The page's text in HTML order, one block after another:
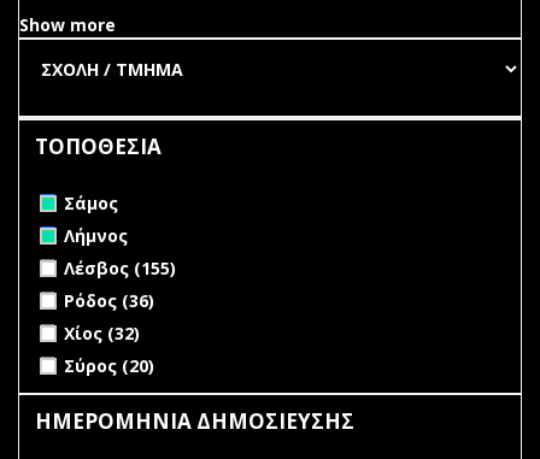
Show more
ΤΟΠΟΘΕΣΙΑ
Remove Σάμος filter
Σάμος
Remove Λήμνος filter
Λήμνος
Apply Λέσβος filter
Λέσβος (155)
Apply Ρόδος filter
Ρόδος (36)
Apply Χίος filter
Χίος (32)
Apply Σύρος filter
Σύρος (20)
ΗΜΕΡΟΜΗΝΙΑ ΔΗΜΟΣΙΕΥΣΗΣ